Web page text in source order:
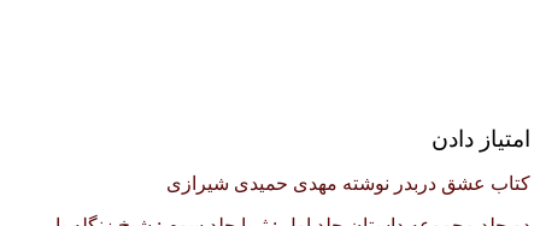
امتیاز دادن
کتاب عشق دربدر نوشته مهدی حمیدی شیرازی